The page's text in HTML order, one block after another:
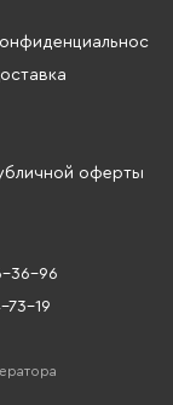
оферты
36-96
73-19